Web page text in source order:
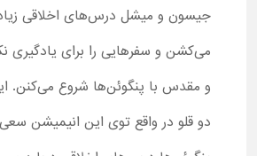
جیسون و میشل درس‌های اخلاقی
می‌کشن و سفرهایی را برای یادگیری
و مقدس با پنگوئن‌ها شروع می‌کنن.
دو قلو در واقع توی این انیمیشن